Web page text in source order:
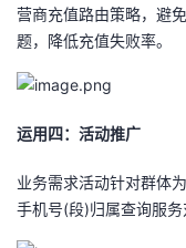
营商充值路由策略，避
题，降低充值失败率。
运用四：活动推广
业务需求活动针对群体
手机号(段)归属查询服务